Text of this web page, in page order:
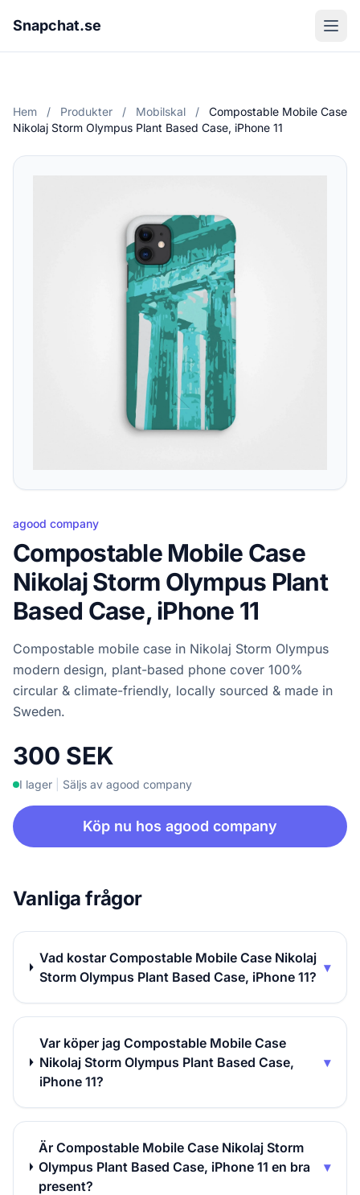
Snapchat.se
Hem / Produkter / Mobilskal /
Compostable Mobile Case
Nikolaj Storm Olympus Plant Based Case, iPhone 11
agood company
Compostable Mobile Case
Nikolaj Storm Olympus Plant
Based Case, iPhone 11
Compostable mobile case in Nikolaj Storm Olympus
modern design, plant-based phone cover 100%
circular & climate-friendly, locally sourced & made in
Sweden.
300 SEK
I lager Säljs av agood company
Köp nu hos agood company
Vanliga frågor
Vad kostar Compostable Mobile Case Nikolaj
Storm Olympus Plant Based Case, iPhone 11?
▾
Var köper jag Compostable Mobile Case
Nikolaj Storm Olympus Plant Based Case,
iPhone 11?
▾
Är Compostable Mobile Case Nikolaj Storm
Olympus Plant Based Case, iPhone 11 en bra
present?
▾